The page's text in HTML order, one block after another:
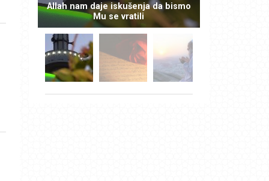
Allah nam daje iskušenja da bismo
Mu se vratili